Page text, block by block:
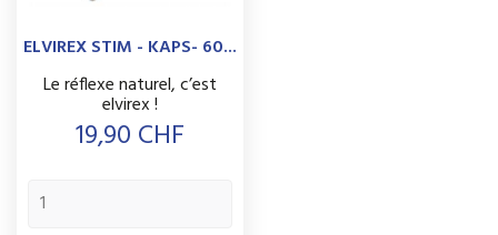
ELVIREX STIM - KAPS- 60...
Le réflexe naturel, c’est
elvirex !
Prix
19,90 CHF